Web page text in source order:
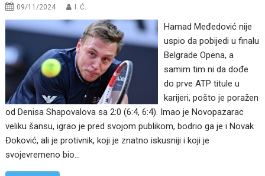
09/11/2024 I. Ć.
Hamad Međedović nije
uspio da pobijedi u finalu
Belgrade Opena, a
samim tim ni da dođe
do prve ATP titule u
karijeri, pošto je poražen
od Denisa Shapovalova sa 2:0 (6:4, 6:4). Imao je Novopazarac
veliku šansu, igrao je pred svojom publikom, bodrio ga je i Novak
Đoković, ali je protivnik, koji je znatno iskusniji i koji je
svojevremeno bio…